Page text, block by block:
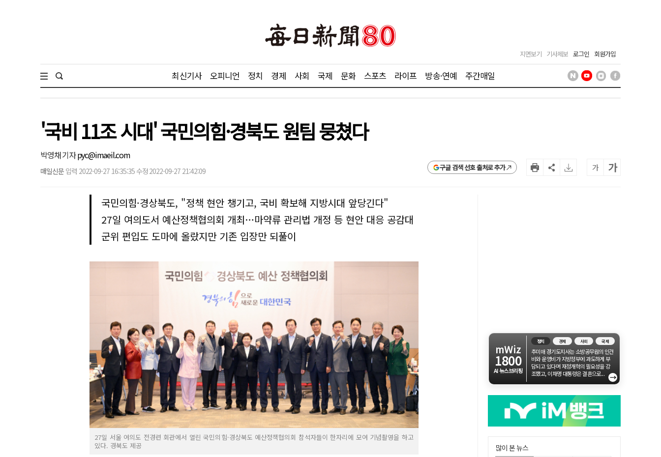
지면보기 기사제보 로그인 회원가입
최신기사 오피니언 정치 경제 사회 국제 문화 스포츠 라이프 방송·연예 주간매일
'국비 11조 시대' 국민의힘·경북도 원팀 뭉쳤다
박영채 기자pyc@imaeil.com
매일신문 입력 2022-09-27 16:35:35 수정 2022-09-27 21:42:09 구글 검색 선호 출처로 추가 가 가
국민의힘·경상북도, "정책 현안 챙기고, 국비 확보해 지방시대 앞당긴다"
27일 여의도서 예산정책협의회 개최…마약류 관리법 개정 등 현안 대응 공감대
군위 편입도 도마에 올랐지만 기존 입장만 되풀이
27일 서울 여의도 전경련 회관에서 열린 국민의힘·경상북도 예산정책협의회 참석자들이 한자리에 모여 기념촬영을 하고
있다. 경북도 제공
mWiz
1800
AI 뉴스브리핑
정치 경제 사회 국제
추미애 경기도지사는 소방공무원의 인건
비와 운영비가 지방정부에 과도하게 부
담되고 있다며 재정개혁의 필요성을 강
조했고, 이재명 대통령은 결혼으로...
→
많이 본 뉴스